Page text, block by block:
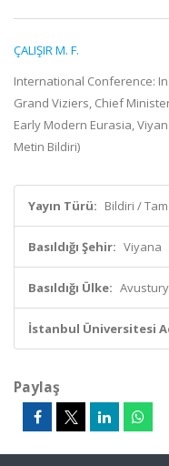
ÇALIŞIR M. F.
International Conference:
Grand Viziers, Chief
Early Modern Eurasia,
Metin Bildiri)
Yayın Türü: Bildiri /
Basıldığı Şehir: Viyana
Basıldığı Ülke:
İstanbul Üniversitesi
Paylaş